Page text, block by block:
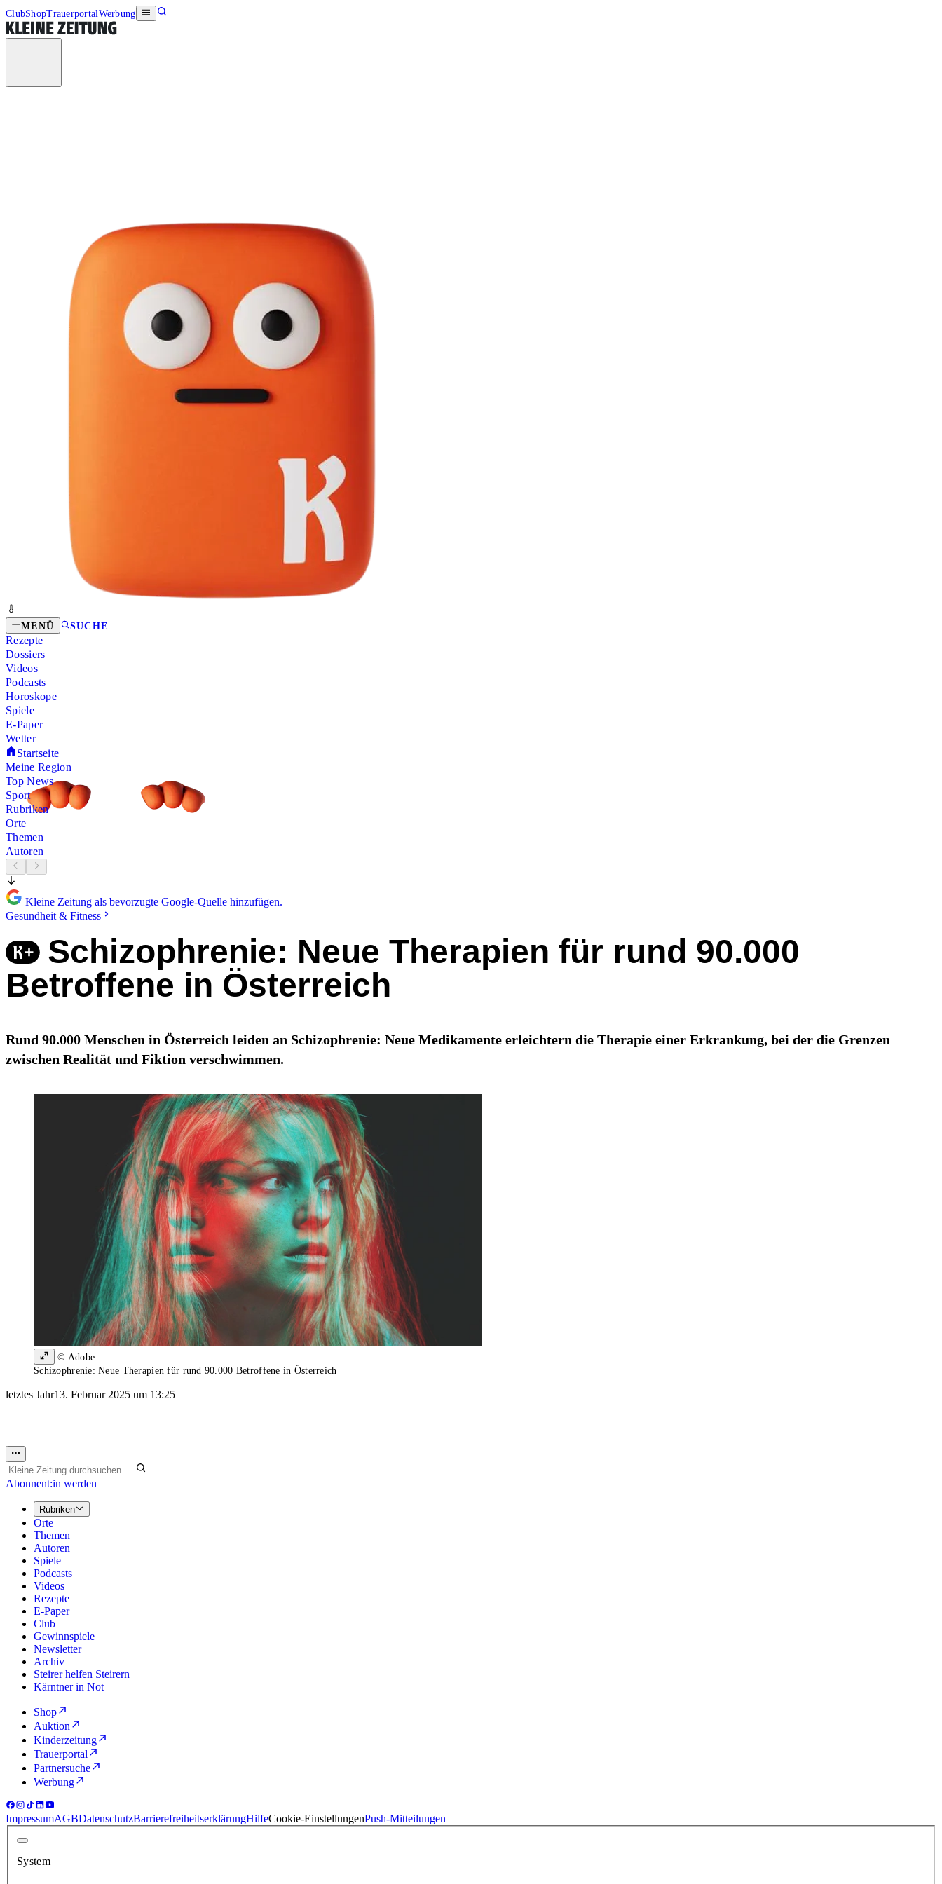
ClubShopTrauerportalWerbung
MENÜ SUCHE
Rezepte
Dossiers
Videos
Podcasts
Horoskope
Spiele
E-Paper
Wetter
Startseite
Meine Region
Top News
Sport
Rubriken
Orte
Themen
Autoren
Kleine Zeitung als bevorzugte Google-Quelle hinzufügen.
Gesundheit & Fitness
Schizophrenie: Neue Therapien für rund 90.000
Betroffene in Österreich
Rund 90.000 Menschen in Österreich leiden an Schizophrenie: Neue Medikamente erleichtern die Therapie einer Erkrankung, bei der die Grenzen
zwischen Realität und Fiktion verschwimmen.
© Adobe
Schizophrenie: Neue Therapien für rund 90.000 Betroffene in Österreich
letztes Jahr13. Februar 2025 um 13:25
Abonnent:in werden
Rubriken
Orte
Themen
Autoren
Spiele
Podcasts
Videos
Rezepte
E-Paper
Club
Gewinnspiele
Newsletter
Archiv
Steirer helfen Steirern
Kärntner in Not
Shop
Auktion
Kinderzeitung
Trauerportal
Partnersuche
Werbung
ImpressumAGBDatenschutzBarrierefreiheitserklärungHilfeCookie-EinstellungenPush-Mitteilungen
System